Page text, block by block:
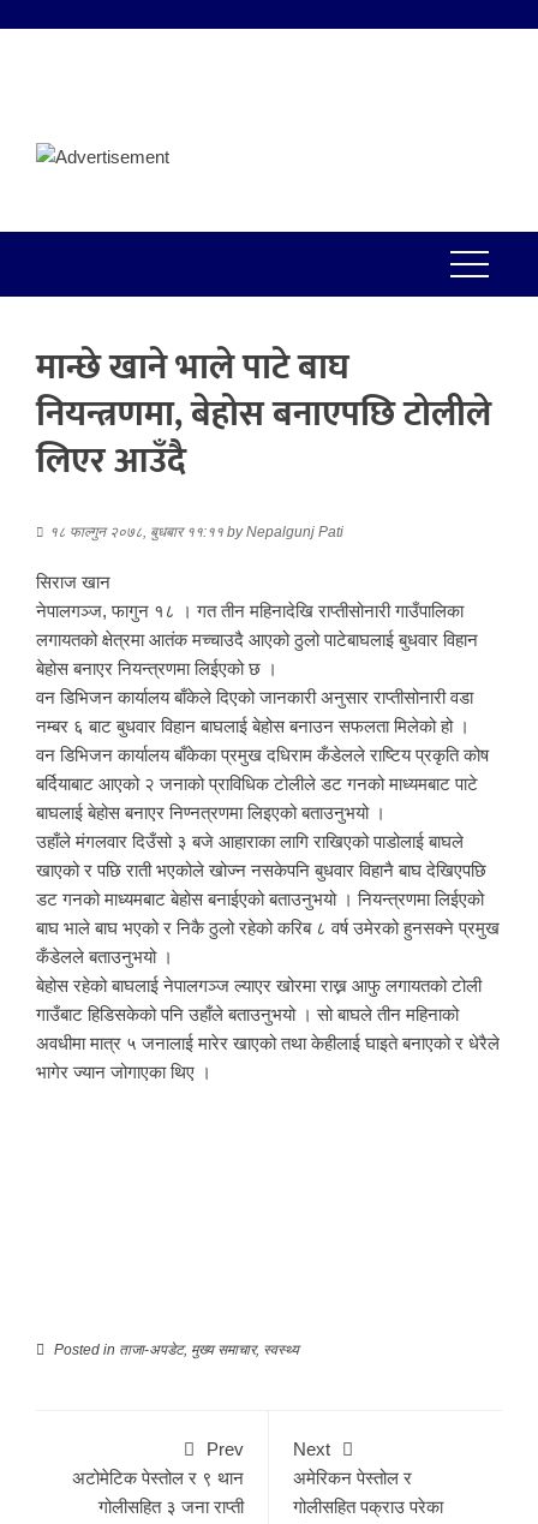
मान्छे खाने भाले पाटे बाघ
नियन्त्रणमा, बेहोस बनाएपछि टोलीले
लिएर आउँदै
१८ फाल्गुन २०७८, बुधबार ११:११ byNepalgunj Pati
सिराज खान
नेपालगञ्ज, फागुन १८ । गत तीन महिनादेखि राप्तीसोनारी गाउँपालिका
लगायतको क्षेत्रमा आतंक मच्चाउदै आएको ठुलो पाटेबाघलाई बुधवार विहान
बेहोस बनाएर नियन्त्रणमा लिईएको छ ।
वन डिभिजन कार्यालय बाँकेले दिएको जानकारी अनुसार राप्तीसोनारी वडा
नम्बर ६ बाट बुधवार विहान बाघलाई बेहोस बनाउन सफलता मिलेको हो ।
वन डिभिजन कार्यालय बाँकेका प्रमुख दधिराम कँडेलले राष्टिय प्रकृति कोष
बर्दियाबाट आएको २ जनाको प्राविधिक टोलीले डट गनको माध्यमबाट पाटे
बाघलाई बेहोस बनाएर निण्नत्रणमा लिइएको बताउनुभयो ।
उहाँले मंगलवार दिउँसो ३ बजे आहाराका लागि राखिएको पाडोलाई बाघले
खाएको र पछि राती भएकोले खोज्न नसकेपनि बुधवार विहानै बाघ देखिएपछि
डट गनको माध्यमबाट बेहोस बनाईएको बताउनुभयो । नियन्त्रणमा लिईएको
बाघ भाले बाघ भएको र निकै ठुलो रहेको करिब ८ वर्ष उमेरको हुनसक्ने प्रमुख
कँडेलले बताउनुभयो ।
बेहोस रहेको बाघलाई नेपालगञ्ज ल्याएर खोरमा राख्न आफु लगायतको टोली
गाउँबाट हिडिसकेको पनि उहाँले बताउनुभयो । सो बाघले तीन महिनाको
अवधीमा मात्र ५ जनालाई मारेर खाएको तथा केहीलाई घाइते बनाएको र धेरैले
भागेर ज्यान जोगाएका थिए ।
Posted in ताजा-अपडेट, मुख्य समाचार, स्वस्थ्य
Prev
अटोमेटिक पेस्तोल र ९ थान
गोलीसहित ३ जना राप्ती
Next
अमेरिकन पेस्तोल र
गोलीसहित पक्राउ परेका